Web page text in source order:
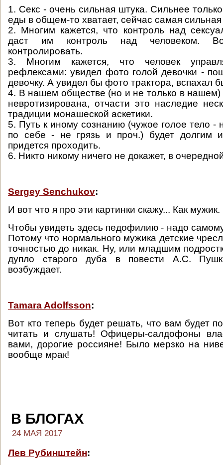
1. Секс - очень сильная штука. Сильнее
еды в общем-то хватает, сейчас самая сильная
2. Многим кажется, что контроль над
даст им контроль над человеком.
контролировать.
3. Многим кажется, что человек
рефлексами: увидел фото голой девочки -
девочку. А увидел бы фото трактора, вспахал
4. В нашем обществе (но и не только в нашем)
невротизирована, отчасти это наследие
традиции монашеской аскетики.
5. Путь к иному сознанию (чужое голое тело -
по себе - не грязь и проч.) будет долгим
придется проходить.
6. Никто никому ничего не докажет, в
Sergey Senchukov:
И вот что я про эти картинки скажу... Как
Чтобы увидеть здесь педофилию - надо
Потому что нормального мужика детские
точностью до никак. Ну, или младшим
дупло старого дуба в повести А.С.
возбуждает.
Tamara Adolfsson:
Вот кто теперь будет решать, что вам будет
читать и слушать! Офицеры-салдофоны
вами, дорогие россияне! Было мерзко на
вообще мрак!
В БЛОГАХ
24 МАЯ 2017
Лев Рубинштейн: